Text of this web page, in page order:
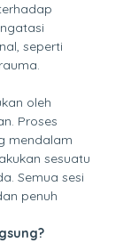
seperti
oleh
Proses
mendalam
sesuatu
Semua sesi
penuh